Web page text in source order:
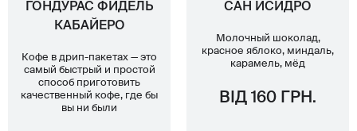
ГОНДУРАС ФИДЕЛЬ
КАБАЙЕРО
Кофе в дрип-пакетах — это
самый быстрый и простой
способ приготовить
качественный кофе, где бы
вы ни были
САН ИСИДРО
Молочный шоколад,
красное яблоко, миндаль,
карамель, мёд
ВІД 160 ГРН.